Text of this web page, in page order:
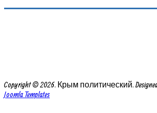
Copyright © 2026. Крым политический. Designed
Joomla Templates